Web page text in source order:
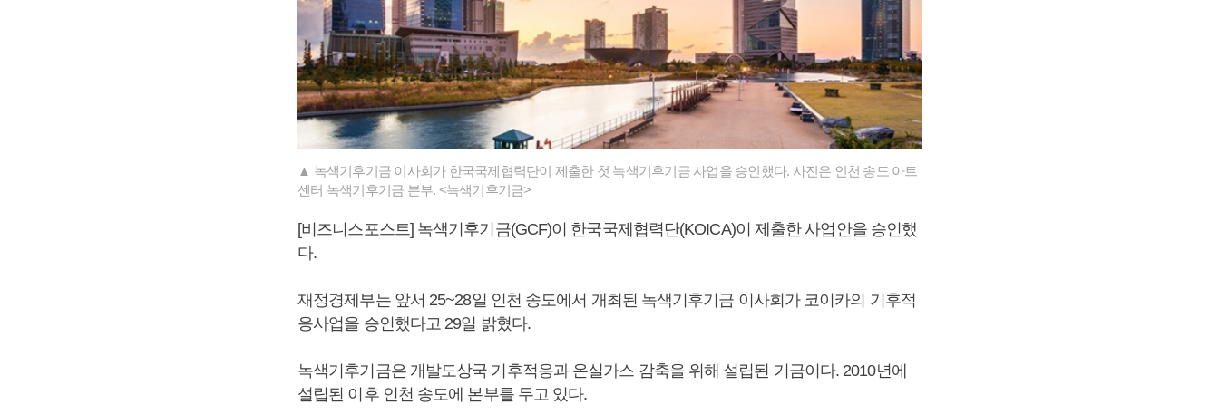
▲ 녹색기후기금 이사회가 한국국제협력단이 제출한 첫 녹색기후기금 사업을 승인했다. 사진은 인천 송도 아트
센터 녹색기후기금 본부. <녹색기후기금>
[비즈니스포스트] 녹색기후기금(GCF)이 한국국제협력단(KOICA)이 제출한 사업안을 승인했
다.
재정경제부는 앞서 25~28일 인천 송도에서 개최된 녹색기후기금 이사회가 코이카의 기후적
응사업을 승인했다고 29일 밝혔다.
녹색기후기금은 개발도상국 기후적응과 온실가스 감축을 위해 설립된 기금이다. 2010년에
설립된 이후 인천 송도에 본부를 두고 있다.